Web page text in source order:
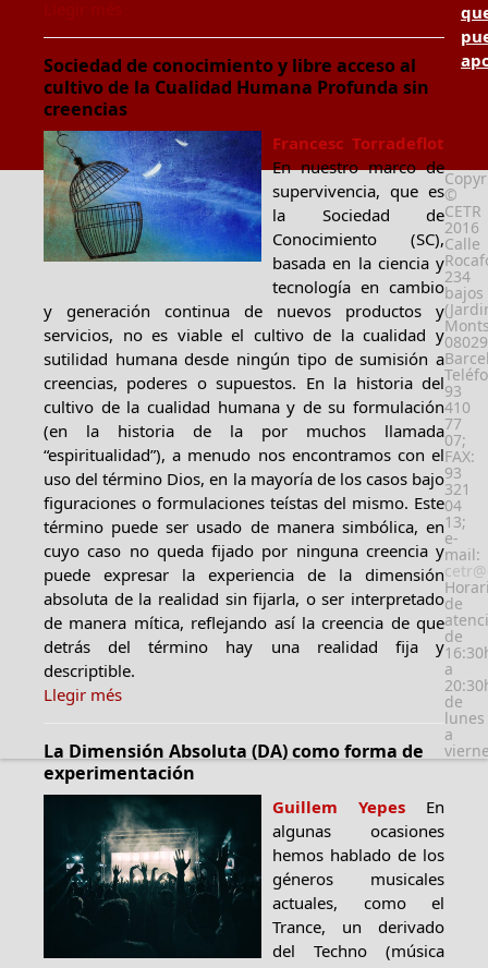
Sociedad de conocimiento y libre acceso al
cultivo de la Cualidad Humana Profunda sin
creencias
Francesc Torradeflot
En nuestro marco de
supervivencia, que es
la Sociedad de
Conocimiento (SC),
basada en la ciencia y
tecnología en cambio
y generación continua de nuevos productos y
servicios, no es viable el cultivo de la cualidad y
sutilidad humana desde ningún tipo de sumisión a
creencias, poderes o supuestos. En la historia del
cultivo de la cualidad humana y de su formulación
(en la historia de la por muchos llamada
“espiritualidad”), a menudo nos encontramos con el
uso del término Dios, en la mayoría de los casos bajo
figuraciones o formulaciones teístas del mismo. Este
término puede ser usado de manera simbólica, en
cuyo caso no queda fijado por ninguna creencia y
puede expresar la experiencia de la dimensión
absoluta de la realidad sin fijarla, o ser interpretado
de manera mítica, reflejando así la creencia de que
detrás del término hay una realidad fija y
descriptible.
Llegir més
La Dimensión Absoluta (DA) como forma de
experimentación
Guillem Yepes En
algunas ocasiones
hemos hablado de los
géneros musicales
actuales, como el
Trance, un derivado
del Techno (música
©
CETR
2016
Calle
234
bajos
08029
93
410
77
07;
FAX:
93
321
04
13;
e-
mail:
de
de
a
de
lunes
a